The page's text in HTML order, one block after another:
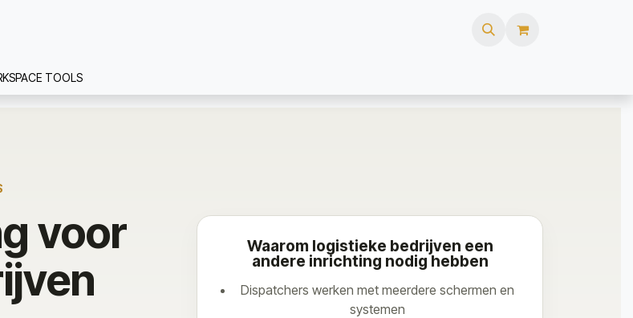
TOOLS
voor
Waarom logistieke bedrijven een
andere inrichting nodig hebben
Dispatchers werken met meerdere schermen en
systemen